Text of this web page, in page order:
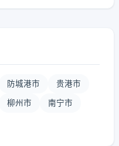
防城港市 贵港市
柳州市 南宁市